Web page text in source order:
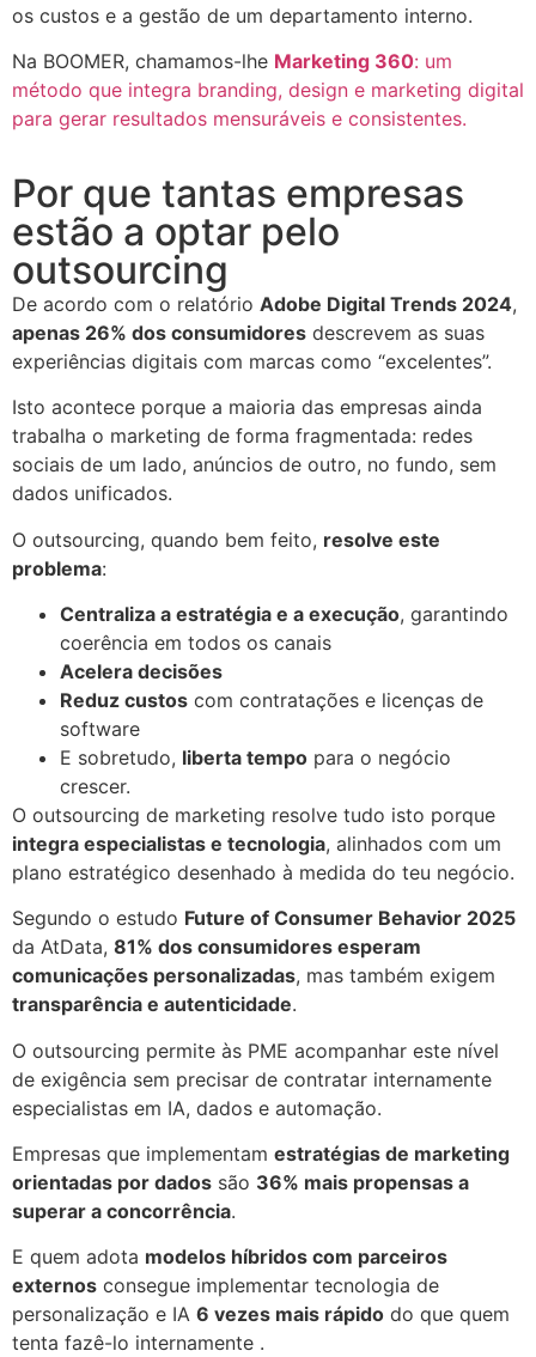
os custos e a gestão de um departamento interno.
Na BOOMER, chamamos-lhe Marketing 360: um
método que integra branding, design e marketing digital
para gerar resultados mensuráveis e consistentes.
Por que tantas empresas
estão a optar pelo
outsourcing
De acordo com o relatório Adobe Digital Trends 2024,
apenas 26% dos consumidores descrevem as suas
experiências digitais com marcas como “excelentes”.
Isto acontece porque a maioria das empresas ainda
trabalha o marketing de forma fragmentada: redes
sociais de um lado, anúncios de outro, no fundo, sem
dados unificados.
O outsourcing, quando bem feito, resolve este
problema:
Centraliza a estratégia e a execução, garantindo
coerência em todos os canais
Acelera decisões
Reduz custos com contratações e licenças de
software
E sobretudo, liberta tempo para o negócio
crescer.
O outsourcing de marketing resolve tudo isto porque
integra especialistas e tecnologia, alinhados com um
plano estratégico desenhado à medida do teu negócio.
Segundo o estudo Future of Consumer Behavior 2025
da AtData, 81% dos consumidores esperam
comunicações personalizadas, mas também exigem
transparência e autenticidade.
O outsourcing permite às PME acompanhar este nível
de exigência sem precisar de contratar internamente
especialistas em IA, dados e automação.
Empresas que implementam estratégias de marketing
orientadas por dados são 36% mais propensas a
superar a concorrência.
E quem adota modelos híbridos com parceiros
externos consegue implementar tecnologia de
personalização e IA 6 vezes mais rápido do que quem
tenta fazê-lo internamente .